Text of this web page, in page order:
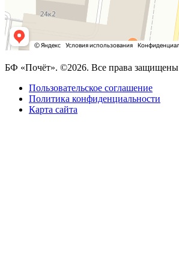
БФ «Почёт». ©2026. Все права защищены
Пользовательское соглашение
Политика конфиденциальности
Карта сайта